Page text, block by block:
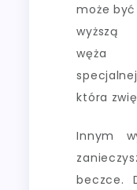
może
wyższą
węża
która
Innym
beczce.